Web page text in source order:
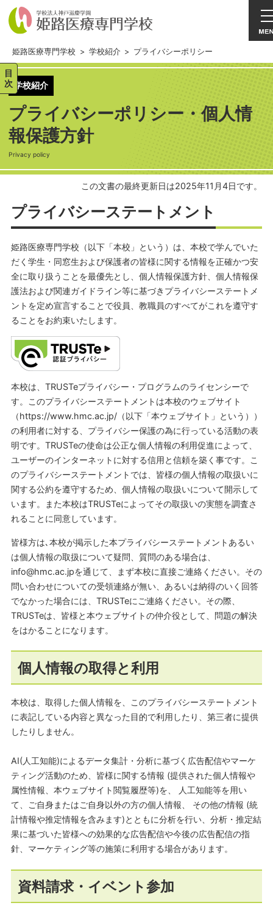
姫路医療専門学校 > 学校紹介 > プライバシーポリシー
目
次 学校紹介
プライバシーポリシー・個人情
報保護方針
Privacy policy
この文書の最終更新日は2025年11月4日です。
プライバシーステートメント
姫路医療専門学校（以下「本校」という）は、本校で学んでいた
だく学生・同窓生および保護者の皆様に関する情報を正確かつ安
全に取り扱うことを最優先とし、個人情報保護方針、個人情報保
護法および関連ガイドライン等に基づきプライバシーステートメ
ントを定め宣言することで役員、教職員のすべてがこれを遵守す
ることをお約束いたします。
本校は、TRUSTeプライバシー・プログラムのライセンシーで
す。このプライバシーステートメントは本校のウェブサイト
（https://www.hmc.ac.jp/（以下「本ウェブサイト」という））
の利用者に対する、プライバシー保護の為に行っている活動の表
明です。TRUSTeの使命は公正な個人情報の利用促進によって、
ユーザーのインターネットに対する信用と信頼を築く事です。こ
のプライバシーステートメントでは、皆様の個人情報の取扱いに
関する公約を遵守するため、個人情報の取扱いについて開示して
います。また本校はTRUSTeによってその取扱いの実態を調査さ
れることに同意しています。
皆様方は､本校が掲示した本プライバシーステートメントあるい
は個人情報の取扱について疑問、質問のある場合は、
info@hmc.ac.jpを通じて、まず本校に直接ご連絡ください。その
問い合わせについての受領連絡が無い、あるいは納得のいく回答
でなかった場合には、TRUSTeにご連絡ください。その際、
TRUSTeは、皆様と本ウェブサイトの仲介役として、問題の解決
をはかることになります。
個人情報の取得と利用
本校は、取得した個人情報を、このプライバシーステートメント
に表記している内容と異なった目的で利用したり、第三者に提供
したりしません。
AI(人工知能)によるデータ集計・分析に基づく広告配信やマーケ
ティング活動のため、皆様に関する情報 (提供された個人情報や
属性情報、本ウェブサイト閲覧履歴等)を、 人工知能等を用い
て、ご自身またはご自身以外の方の個人情報、 その他の情報 (統
計情報や推定情報を含みます)とともに分析を行い、分析・推定結
果に基づいた皆様への効果的な広告配信や今後の広告配信の指
針、マーケティング等の施策に利用する場合があります。
資料請求・イベント参加